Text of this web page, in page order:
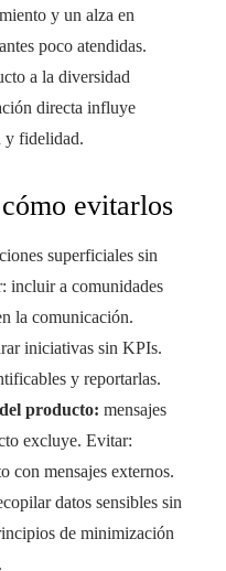
y un alza en
poco atendidas.
a la diversidad
directa influye
y fidelidad.
evitarlos
superficiales sin
incluir a comunidades
la comunicación.
iniciativas sin KPIs.
y reportarlas.
producto: mensajes
excluye. Evitar:
con mensajes externos.
datos sensibles sin
de minimización